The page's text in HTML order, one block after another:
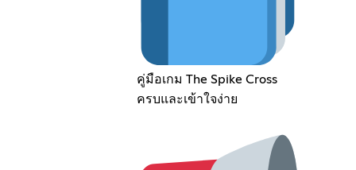
คู่มือเกม The Spike Cross
ครบและเข้าใจง่าย